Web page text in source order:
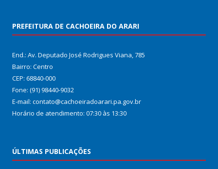
PREFEITURA DE CACHOEIRA DO ARARI
End.: Av. Deputado José Rodrigues Viana, 785
Bairro: Centro
CEP: 68840-000
Fone: (91) 98440-9032
E-mail: contato@cachoeiradoarari.pa.gov.br
Horário de atendimento: 07:30 às 13:30
ÚLTIMAS PUBLICAÇÕES